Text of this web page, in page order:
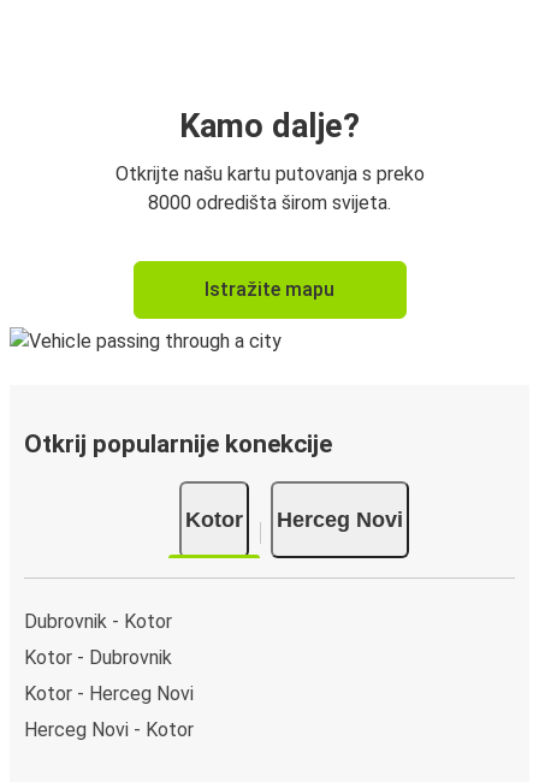
Kamo dalje?
Otkrijte našu kartu putovanja s preko
8000 odredišta širom svijeta.
Istražite mapu
Otkrij popularnije konekcije
Kotor Herceg Novi
Dubrovnik - Kotor
Kotor - Dubrovnik
Kotor - Herceg Novi
Herceg Novi - Kotor